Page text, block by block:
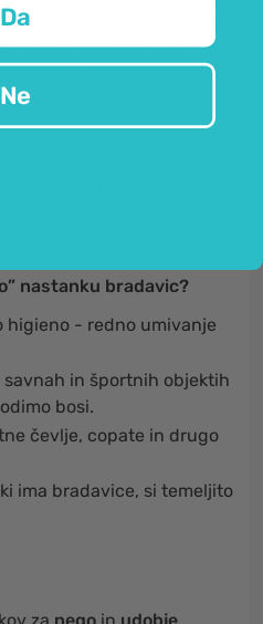
Učinkovito
(pri temperaturi -45 °C)
se postopoma posušijo in
manjše bradaviceodstrani
nastanku bradavic?
higieno - redno umivanje
in športnih objektih
bosi.
čevlje, copate in drugo
ima bradavice, si temeljito
Da
Ne